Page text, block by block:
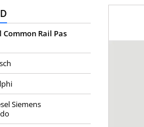
Common Rail Pas
Siemens